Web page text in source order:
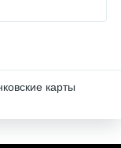
карты